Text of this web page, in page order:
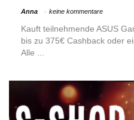
Anna keine kommentare
Kauft teilnehmende ASUS
bis zu 375€ Cashback oder
Alle ...